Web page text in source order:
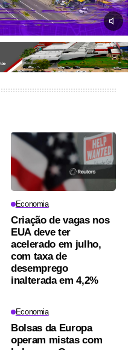
Economia
Criação de vagas nos
EUA deve ter
acelerado em julho,
com taxa de
desemprego
inalterada em 4,2%
Economia
Bolsas da Europa
operam mistas com